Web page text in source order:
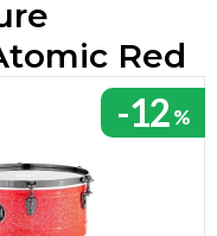
Red
-12%